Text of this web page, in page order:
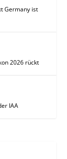
Germany ist
2026 rückt
IAA